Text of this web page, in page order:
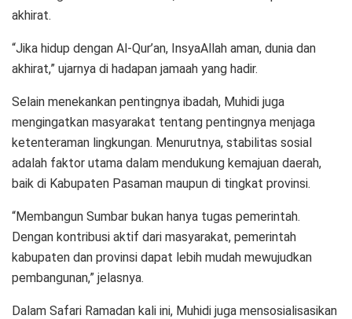
akhirat.
“Jika hidup dengan Al-Qur’an, InsyaAllah aman, dunia dan
akhirat,” ujarnya di hadapan jamaah yang hadir.
Selain menekankan pentingnya ibadah, Muhidi juga
mengingatkan masyarakat tentang pentingnya menjaga
ketenteraman lingkungan. Menurutnya, stabilitas sosial
adalah faktor utama dalam mendukung kemajuan daerah,
baik di Kabupaten Pasaman maupun di tingkat provinsi.
“Membangun Sumbar bukan hanya tugas pemerintah.
Dengan kontribusi aktif dari masyarakat, pemerintah
kabupaten dan provinsi dapat lebih mudah mewujudkan
pembangunan,” jelasnya.
Dalam Safari Ramadan kali ini, Muhidi juga mensosialisasikan